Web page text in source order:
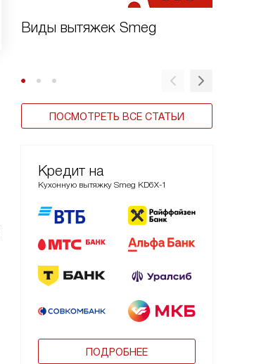
Виды вытяжек Smeg
ПОСМОТРЕТЬ ВСЕ СТАТЬИ
Кредит на
Кухонную вытяжку Smeg KD6X-1
ПОДРОБНЕЕ